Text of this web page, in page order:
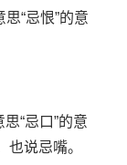
“忌恨”的意
“忌口”的意
说忌嘴。